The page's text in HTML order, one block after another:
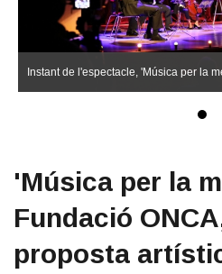
Instant de l'espectacle, 'Música per la
'Música per la
Fundació
proposta